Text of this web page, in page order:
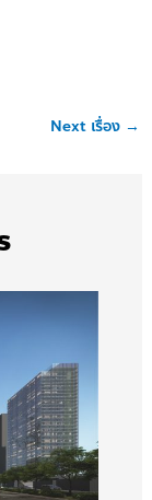
Next เรื่อง →